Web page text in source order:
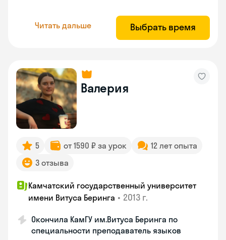
Читать дальше Выбрать время
Валерия
5 от 1590 ₽ за урок
12 лет опыта
3 отзыва
Камчатский государственный университет
имени Витуса Беринга • 2013 г.
Окончила КамГУ им.Витуса Беринга по
специальности преподаватель языков